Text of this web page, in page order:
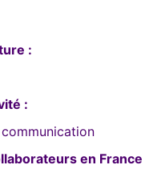
:
:
en France